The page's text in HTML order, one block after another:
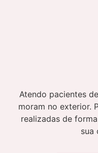
Atendo pacientes
moram no exterior.
realizadas de
sua